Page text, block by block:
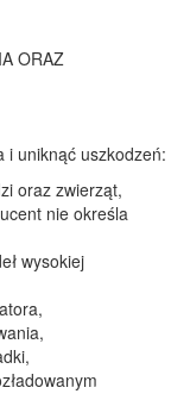
ORAZ
i uniknąć uszkodzeń:
oraz zwierząt,
nie określa
wysokiej